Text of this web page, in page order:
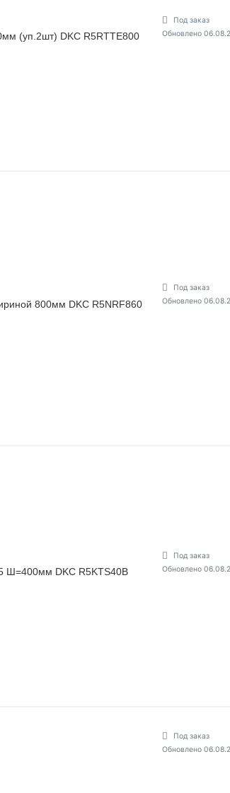
(уп.2шт) DKC R5RTTE800
Под заказ
Обновлено
800мм DKC R5NRF860
Под заказ
Обновлено
Ш=400мм DKC R5KTS40B
Под заказ
Обновлено
Под заказ
Обновлено